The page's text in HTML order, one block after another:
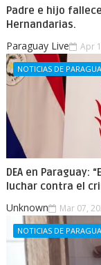
Padre e hijo
Hernandarias.
Paraguay Live Apr
NOTICIAS DE
DEA en Paraguay:
luchar contra el
Unknown Mar 07,
NOTICIAS DE